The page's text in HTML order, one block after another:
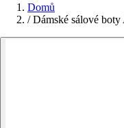
Domů
/ Dámské sálové